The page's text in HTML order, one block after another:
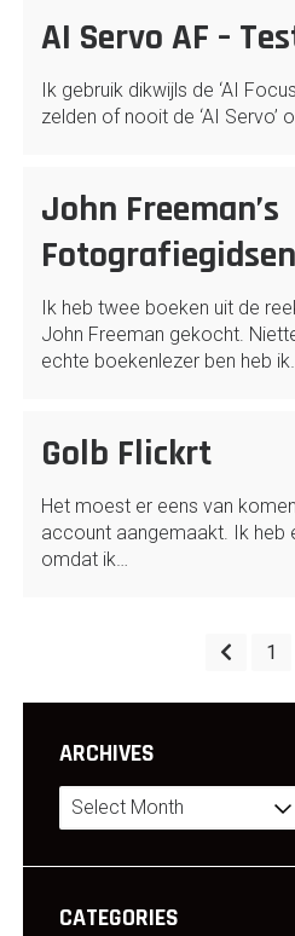
AI Servo AF –
Ik gebruik dikwijls de ‘AI
zelden of nooit de ‘AI
John Freeman’s
Fotografiegidsen
Ik heb twee boeken uit de
John Freeman gekocht.
echte boekenlezer ben heb
Golb Flickrt
Het moest er eens van
account aangemaakt. Ik heb
omdat ik…
pagination
1
ARCHIVES
Archives
CATEGORIES